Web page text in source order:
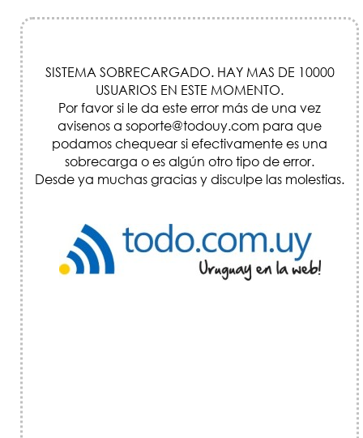
SISTEMA SOBRECARGADO. HAY MAS DE 10000
USUARIOS EN ESTE MOMENTO.
Por favor si le da este error más de una vez
avisenos a soporte@todouy.com para que
podamos chequear si efectivamente es una
sobrecarga o es algún otro tipo de error.
Desde ya muchas gracias y disculpe las molestias.